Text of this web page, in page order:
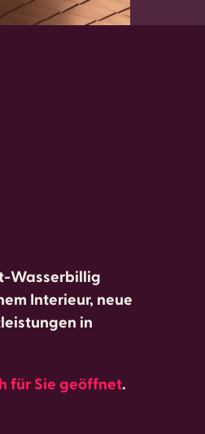
Wasserbillig
Interieur, neue
in
für Sie geöffnet.